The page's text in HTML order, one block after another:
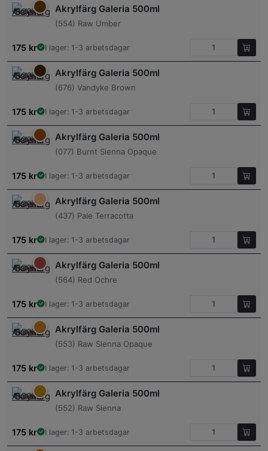
Akrylfärg Galeria 500ml
(554) Raw Umber
175 kr I lager: 1-3 arbetsdagar
Akrylfärg Galeria 500ml
(676) Vandyke Brown
175 kr I lager: 1-3 arbetsdagar
Akrylfärg Galeria 500ml
(077) Burnt Sienna Opaque
175 kr I lager: 1-3 arbetsdagar
Akrylfärg Galeria 500ml
(437) Pale Terracotta
175 kr I lager: 1-3 arbetsdagar
Akrylfärg Galeria 500ml
(564) Red Ochre
175 kr I lager: 1-3 arbetsdagar
Akrylfärg Galeria 500ml
(553) Raw Sienna Opaque
175 kr I lager: 1-3 arbetsdagar
Akrylfärg Galeria 500ml
(552) Raw Sienna
175 kr I lager: 1-3 arbetsdagar